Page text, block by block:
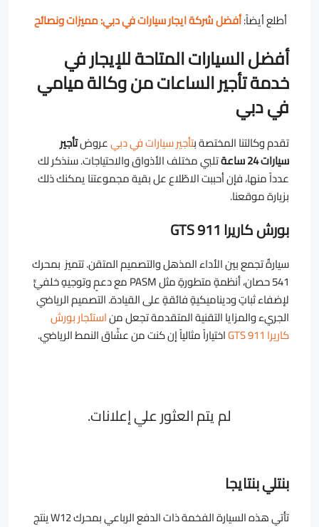
أطلع أيضاً:أفضل شركة ايجار سيارات في دبي: مميزات ونصائح
أفضل السيارات المتاحة للإيجار في
خدمة تأجير الساعات من وكالة ميامي
في دبي
تقدم وكالتنا المختصة بتأجير سيارات في دبيعروضتأجير
سيارات 24 ساعة
تلبي مختلف الأذواق والاحتياجات. سنذكر لك
عدداً منها، فإن أحببت الاطّلاع عل بقية مجموعتنا يمكنك ذلك
بزيارة موقعنا.
بورش كاريرا GTS 911
سيارةٌ تجمع بين الأداء المذهل والتصميم المتقن. تتميز بمحرك
541 حصان، أنظمةٍ متطورةٍ مثل PASM مع دعمٍ وتوجيهٍ خلفيٍّ
لإضفاء ثباتٍ وديناميكيةٍ فائقةٍ على القيادة. التصميم الرياضي
الجريء والمزايا التقنية المتقدمة تجعل مناستئجار بورش
كاريرا GTS 911
اختياراً مثالياً إن كنت من عشّاق النمط الرياضي.
لم يتم العثور علي إعلانات.
بنتلي بنتايجا
تأتي هذه السيارة الفخمة ذات الدفع الرباعي بمحرك W12 ينتج